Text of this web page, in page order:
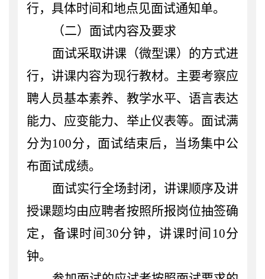
行，具体时间和地点见面试通知单。
（二）面试内容及要求
面试采取讲课（微型课）的方式进
行，讲课内容为现行教材。 主要考察应
聘人员基本素养、教学水平、语言表达
能力、应变能力、举止仪表等。 面试满
分为100分 ， 面试结束后，当场集中公
布面试成绩。
面试实行全场封闭， 讲课顺序及讲
授课题均由应聘者按照所报岗位抽签确
定， 备课时间 30分钟，讲课时间 10分
钟。